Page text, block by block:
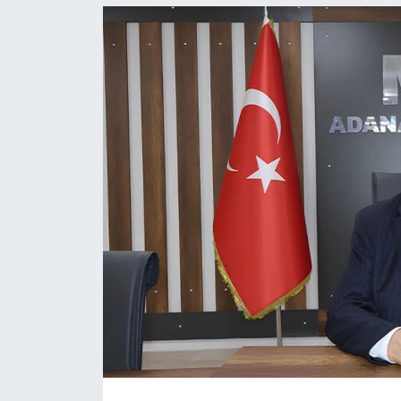
Resmi İlanlar